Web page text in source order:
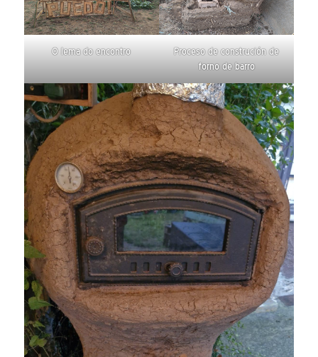
O lema do encontro
Proceso de construción de
forno de barro